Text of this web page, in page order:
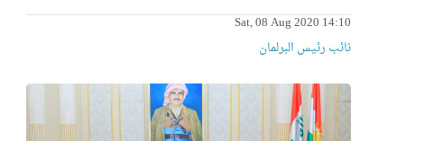
Sat, 08 Aug 2020 14:10
نائب رئیس البرلمان